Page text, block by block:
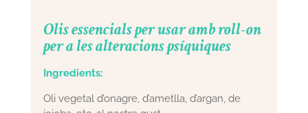
Olis essencials per usar amb roll-on
per a les alteracions psíquiques
Ingredients:
Oli vegetal d’onagre, d’ametlla, d’argan, de